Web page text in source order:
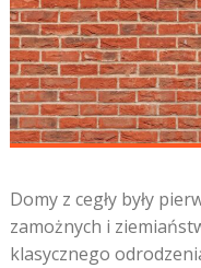
Domy z cegły były
zamożnych i
klasycznego